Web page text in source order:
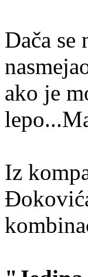
Dača
ako je
Iz